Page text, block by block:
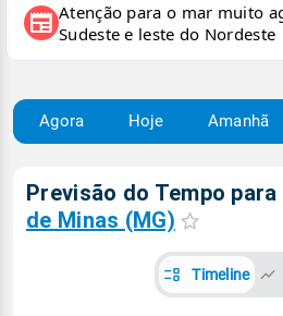
newspaper Atenção para o mar muito
Sudeste e leste do Nordeste
Agora Hoje Amanhã
Previsão do Tempo para
de Minas (MG)
Timeline